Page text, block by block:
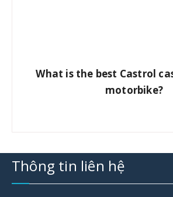
What is the best Castrol
motorbike?
Thông tin liên hệ